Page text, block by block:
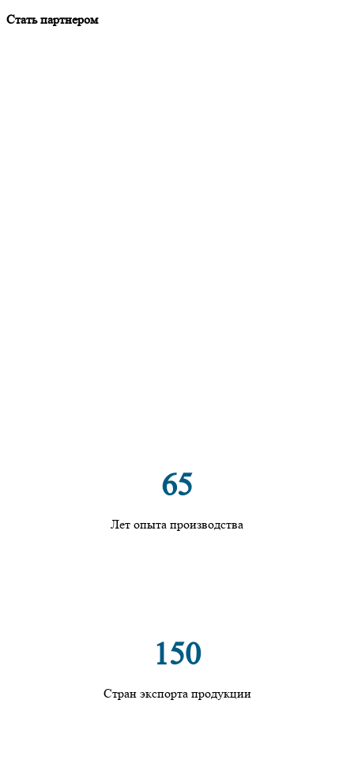
Стать партнером
65
Лет опыта производства
150
Стран экспорта продукции